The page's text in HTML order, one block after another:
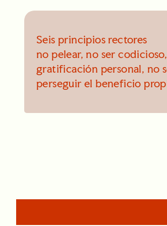
Seis principios rectores
no pelear, no ser
gratificación personal, no
perseguir el beneficio